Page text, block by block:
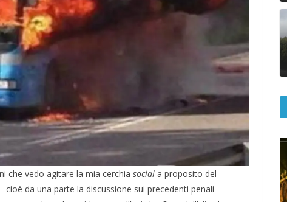
che vedo agitare la mia cerchia social a proposito del
cioè da una parte la discussione sui precedenti penali